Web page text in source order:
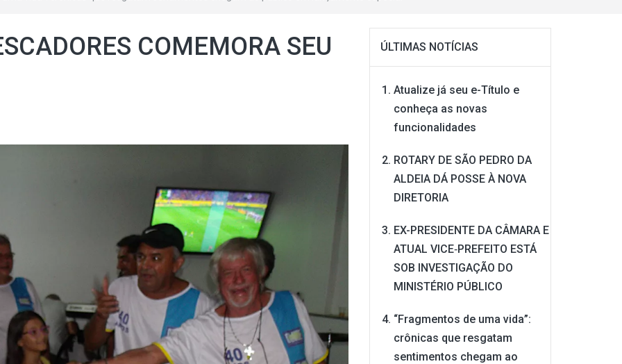
COMEMORA SEU ÚLTIMAS NOTÍCIAS
Atualize já seu e-Título e
conheça as novas
funcionalidades
ROTARY DE SÃO PEDRO DA
ALDEIA DÁ POSSE À NOVA
DIRETORIA
EX-PRESIDENTE DA CÂMARA E
ATUAL VICE‑PREFEITO ESTÁ
SOB INVESTIGAÇÃO DO
MINISTÉRIO PÚBLICO
“Fragmentos de uma vida”:
crônicas que resgatam
sentimentos chegam ao